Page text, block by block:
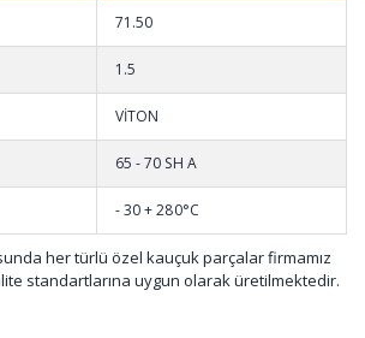
71.50
1.5
VİTON
65 - 70 SH A
- 30 + 280°C
her türlü özel kauçuk parçalar firmamız
standartlarına uygun olarak üretilmektedir.